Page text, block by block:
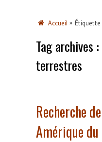
Accueil » Étiquette
Tag archives :
terrestres
Recherche
Amérique du